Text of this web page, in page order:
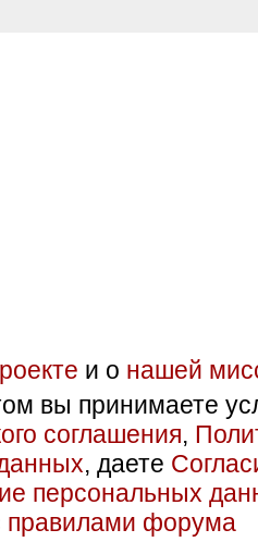
и о нашей
вы принимаете
соглашения,
, даете
персональных
правилами форума